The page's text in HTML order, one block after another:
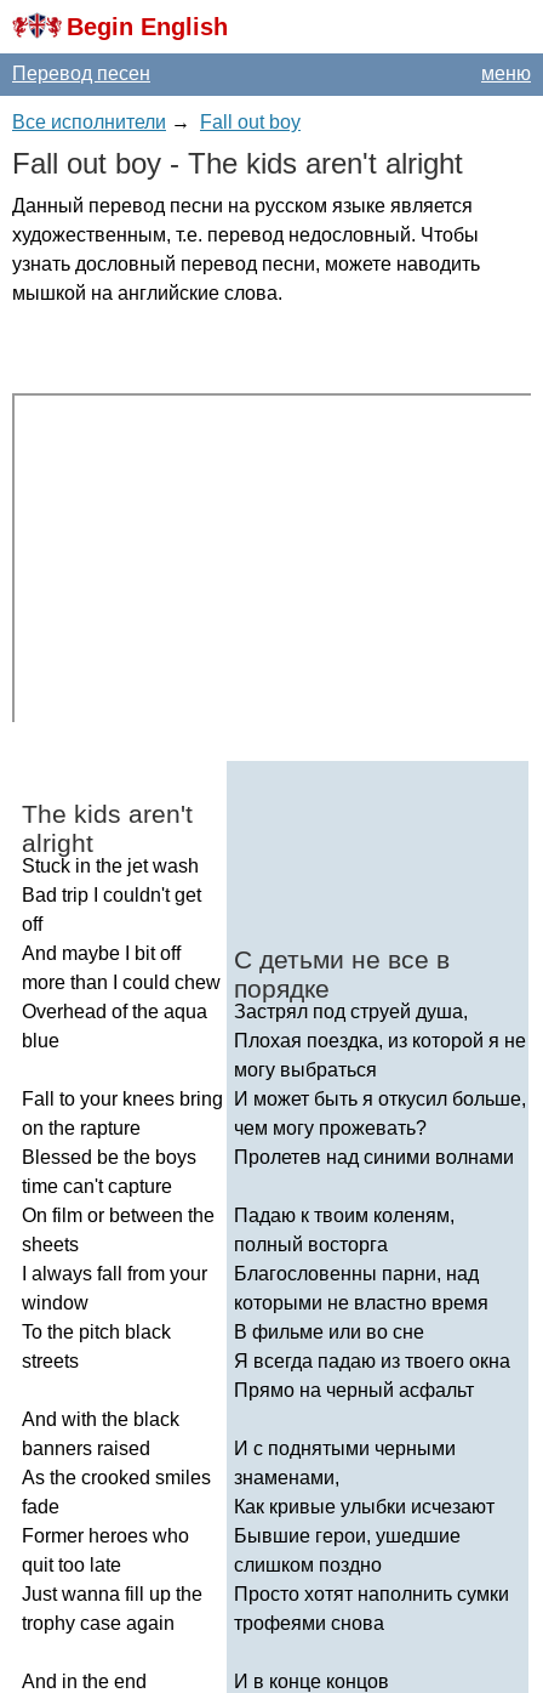
Begin English
меню
Перевод песен
Все исполнители → Fall out boy
Fall out boy - The kids aren't alright
Данный перевод песни на русском языке является
художественным, т.е. перевод недословный. Чтобы
узнать дословный перевод песни, можете наводить
мышкой на английские слова.
The kids aren't
alright
Stuck in the jet wash
Bad trip couldn't get
off
And maybe bit off
more than could chew
Оverhead of the aqua
blue
Fall to your knees bring
on the rapture
Blessed be the boys
time can't capture
On film or between the
sheets
always fall from your
window
To the pitch black
streets
And with the black
banners raised
As the crooked smiles
fade
Former heroes who
quit too late
Just wanna fill up the
trophy case again
And in the end
С детьми не все в
порядке
Застрял под струей душа,
Плохая поездка, из которой я не
могу выбраться
И может быть я откусил больше,
чем могу прожевать?
Пролетев над синими волнами
Падаю к твоим коленям,
полный восторга
Благословенны парни, над
которыми не властно время
В фильме или во сне
Я всегда падаю из твоего окна
Прямо на черный асфальт
И с поднятыми черными
знаменами,
Как кривые улыбки исчезают
Бывшие герои, ушедшие
слишком поздно
Просто хотят наполнить сумки
трофеями снова
И в конце концов